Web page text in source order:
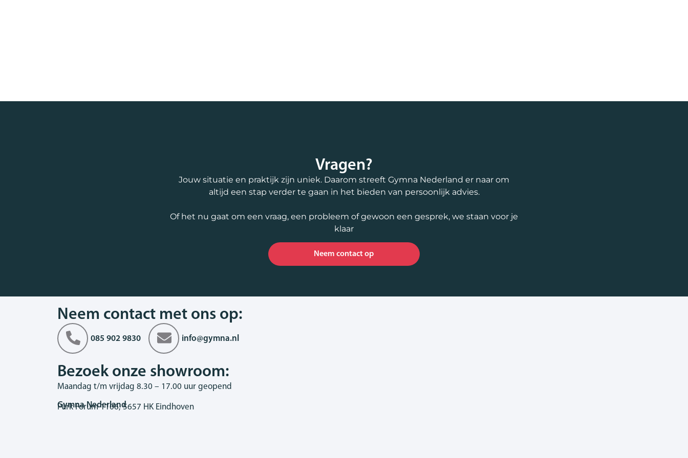
Vragen?
Jouw situatie en praktijk zijn uniek. Daarom streeft Gymna Nederland er naar om
altijd een stap verder te gaan in het bieden van persoonlijk advies.
Of het nu gaat om een vraag, een probleem of gewoon een gesprek, we staan voor je
klaar
Neem contact op
Neem contact met ons op:
085 902 9830 info@gymna.nl
Bezoek onze showroom:
Maandag t/m vrijdag 8.30 – 17.00 uur geopend
Gymna Nederland
Park Forum 1106, 5657 HK Eindhoven